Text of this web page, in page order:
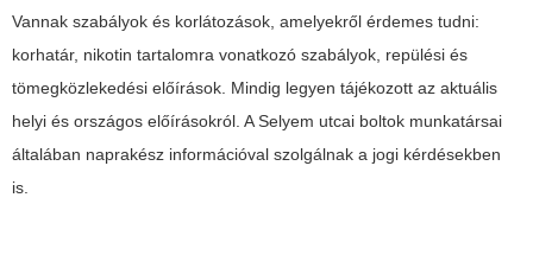
Vannak szabályok és korlátozások, amelyekről érdemes tudni:
korhatár, nikotin tartalomra vonatkozó szabályok, repülési és
tömegközlekedési előírások. Mindig legyen tájékozott az aktuális
helyi és országos előírásokról. A Selyem utcai boltok munkatársai
általában naprakész információval szolgálnak a jogi kérdésekben
is.